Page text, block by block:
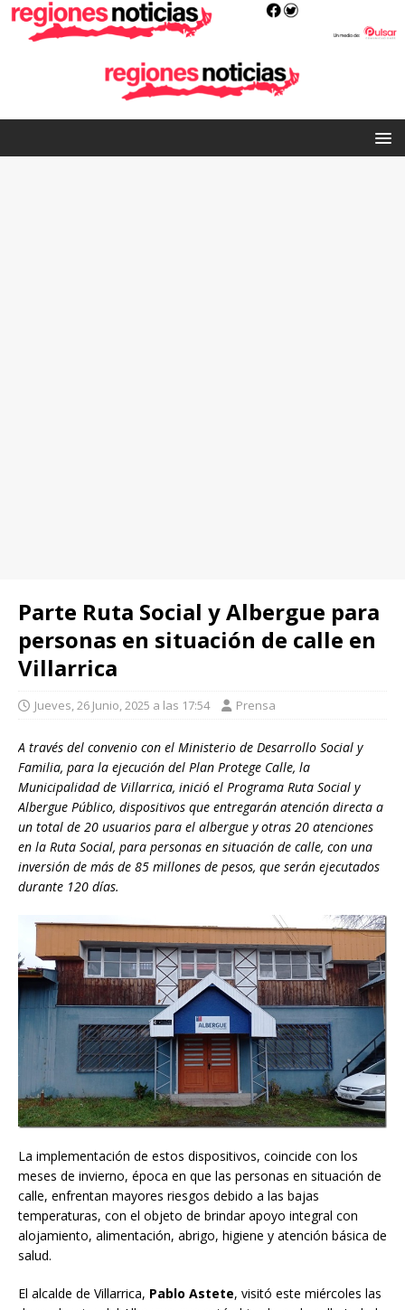
Parte Ruta Social y Albergue para
personas en situación de calle en
Villarrica
Jueves, 26 Junio, 2025 a las 17:54 Prensa
A través del convenio con el Ministerio de Desarrollo Social y
Familia, para la ejecución del Plan Protege Calle, la
Municipalidad de Villarrica, inició el Programa Ruta Social y
Albergue Público, dispositivos que entregarán atención directa a
un total de 20 usuarios para el albergue y otras 20 atenciones
en la Ruta Social, para personas en situación de calle, con una
inversión de más de 85 millones de pesos, que serán ejecutados
durante 120 días.
La implementación de estos dispositivos, coincide con los
meses de invierno, época en que las personas en situación de
calle, enfrentan mayores riesgos debido a las bajas
temperaturas, con el objeto de brindar apoyo integral con
alojamiento, alimentación, abrigo, higiene y atención básica de
salud.
El alcalde de Villarrica, Pablo Astete, visitó este miércoles las